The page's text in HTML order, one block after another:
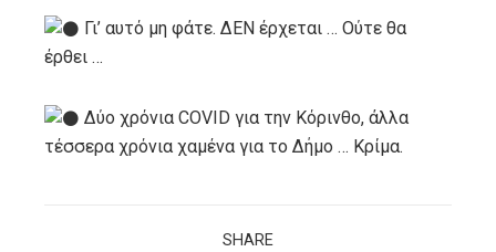
Γι’ αυτό μη φάτε. ΔΕΝ έρχεται … Ούτε θα
έρθει …
Δύο χρόνια COVID για την Κόρινθο, άλλα
τέσσερα χρόνια χαμένα για το Δήμο … Κρίμα.
SHARE